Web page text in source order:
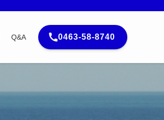
Q&A 0463-58-8740